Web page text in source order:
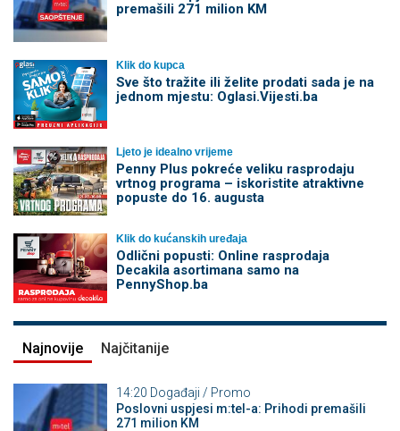
premašili 271 milion KM
Klik do kupca
Sve što tražite ili želite prodati sada je na
jednom mjestu: Oglasi.Vijesti.ba
Ljeto je idealno vrijeme
Penny Plus pokreće veliku rasprodaju
vrtnog programa – iskoristite atraktivne
popuste do 16. augusta
Klik do kućanskih uređaja
Odlični popusti: Online rasprodaja
Decakila asortimana samo na
PennyShop.ba
Najnovije Najčitanije
14:20 Događaji / Promo
Poslovni uspjesi m:tel-a: Prihodi premašili
271 milion KM